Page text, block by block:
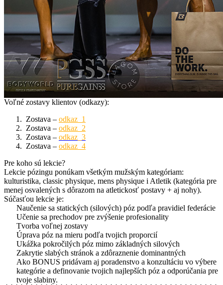
Voľné zostavy klientov (odkazy):
Zostava – odkaz_1
Zostava – odkaz_2
Zostava – odkaz_3
Zostava – odkaz_4
Pre koho sú lekcie?
Lekcie pózingu ponúkam všetkým mužským kategóriam:
kulturistika, classic physique, mens physique i Atletik (kategória pre
menej osvalených s dôrazom na atletickosť postavy + aj nohy).
Súčasťou lekcie je:
Naučenie sa statických (silových) póz podľa pravidiel federácie
Učenie sa prechodov pre zvýšenie profesionality
Tvorba voľnej zostavy
Úprava póz na mieru podľa tvojich proporcií
Ukážka pokročilých póz mimo základných silových
Zakrytie slabých stránok a zdôraznenie dominantných
Ako BONUS pridávam aj poradenstvo a konzultáciu vo výbere
kategórie a definovanie tvojich najlepších póz a odporúčania pre
tvoje slabiny.